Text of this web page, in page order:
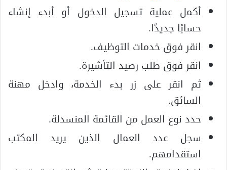
أكمل عملية تسجيل الدخول أو أبدء إنشاء
حسابًا جديدًا.
انقر فوق خدمات التوظيف.
انقر فوق طلب رصيد التأشيرة.
ثم انقر على زر بدء الخدمة، وادخل مهنة
السائق.
حدد نوع العمل من القائمة المنسدلة.
سجل عدد العمال الذين يريد المكتب
استقدامهم.